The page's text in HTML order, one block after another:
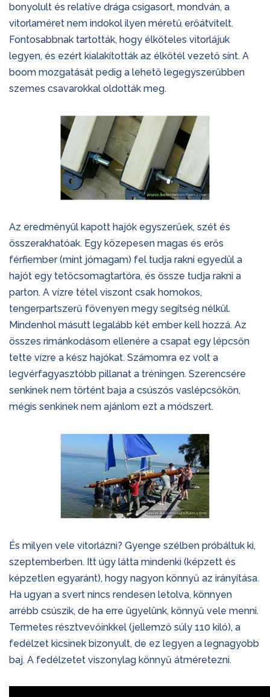
bonyolult és relatíve drága csigasort, mondván, a
vitorlaméret nem indokol ilyen méretű erőátvitelt.
Fontosabbnak tartották, hogy élköteles vitorlájuk
legyen, és ezért kialakították az élkötél vezető sínt. A
boom mozgatását pedig a lehető legegyszerűbben
szemes csavarokkal oldották meg.
Az eredményül kapott hajók egyszerűek, szét és
összerakhatóak. Egy közepesen magas és erős
férfiember (mint jómagam) fel tudja rakni egyedül a
hajót egy tetőcsomagtartóra, és össze tudja rakni a
parton. A vízre tétel viszont csak homokos,
tengerpartszerű fövenyen megy segítség nélkül.
Mindenhol másutt legalább két ember kell hozzá. Az
összes rimánkodásom ellenére a csapat egy lépcsőn
tette vízre a kész hajókat. Számomra ez volt a
legvérfagyasztóbb pillanat a tréningen. Szerencsére
senkinek nem történt baja a csúszós vaslépcsőkön,
mégis senkinek nem ajánlom ezt a módszert.
És milyen vele vitorlázni? Gyenge szélben próbáltuk ki,
szeptemberben. Itt úgy látta mindenki (képzett és
képzetlen egyaránt), hogy nagyon könnyű az irányítása.
Ha ugyan a svert nincs rendesen letolva, könnyen
arrébb csúszik, de ha erre ügyelünk, könnyű vele menni.
Termetes résztvevőinkkel (jellemző súly 110 kiló), a
fedélzet kicsinek bizonyult, de ez legyen a legnagyobb
baj. A fedélzetet viszonylag könnyű átméretezni.